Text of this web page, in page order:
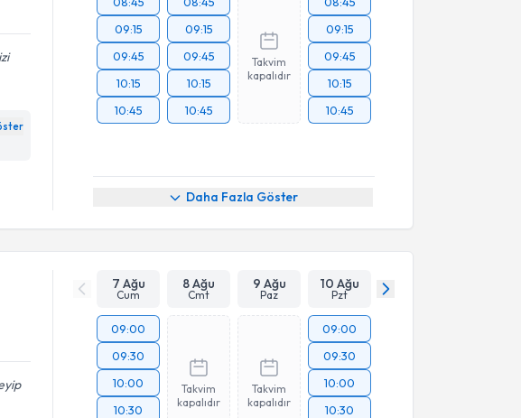
09:15
09:45
10:15
10:45
09:15
09:45
10:15
10:45
Takvim
kapalıdır
09:15
09:45
10:15
10:45
Daha Fazla Göster
7 Ağu
Cum
8 Ağu
Cmt
9 Ağu
Paz
10 Ağu
Pzt
09:00
09:30
10:00
10:30
Takvim
kapalıdır
Takvim
kapalıdır
09:00
09:30
10:00
10:30